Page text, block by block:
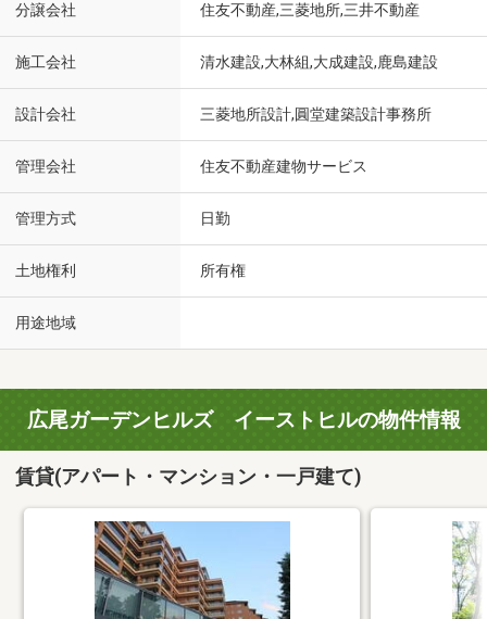
分譲会社 住友不動産,三菱地所,三井不動産
施工会社 清水建設,大林組,大成建設,鹿島建設
設計会社 三菱地所設計,圓堂建築設計事務所
管理会社 住友不動産建物サービス
管理方式 日勤
土地権利 所有権
用途地域
広尾ガーデンヒルズ イーストヒルの物件情報
賃貸(アパート・マンション・一戸建て)